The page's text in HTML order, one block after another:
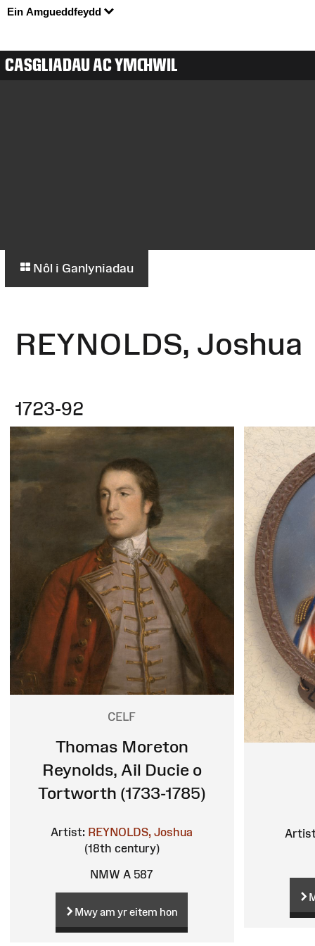
Ein Amgueddfeydd
CASGLIADAU AC YMCHWIL
Nôl i Ganlyniadau
REYNOLDS, Joshua
1723-92
CELF
Thomas Moreton
Reynolds, Ail Ducie o
Tortworth (1733-1785)
Artist: REYNOLDS, Joshua
(18th century)
NMW A 587
Mwy am yr eitem hon